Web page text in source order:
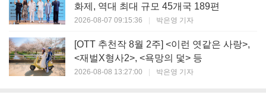
화제, 역대 최대 규모 45개국 189편
2026-08-07 09:15:36 | 박은영 기자
[OTT 추천작 8월 2주] <이런 엿같은 사랑>,
<재벌X형사2>, <욕망의 덫> 등
2026-08-08 13:27:00 | 박은영 기자